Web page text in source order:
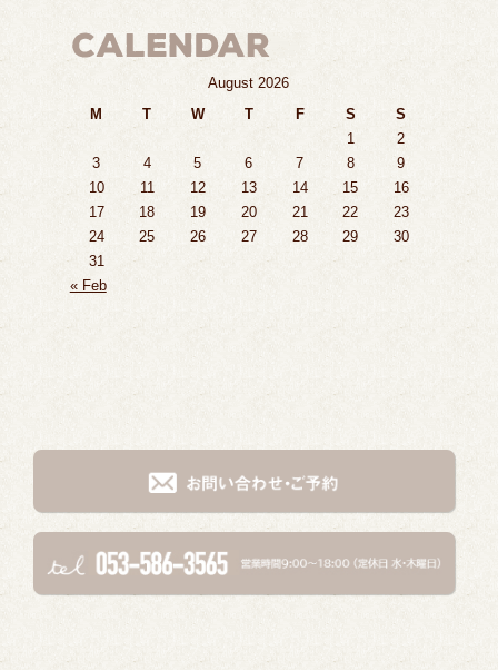
August 2026
M
T W T F S
S
1
2
3
4 5 6 7 8
9
10
11 12 13 14 15
16
17
18 19 20 21 22
23
24
25 26 27 28 29
30
31
« Feb